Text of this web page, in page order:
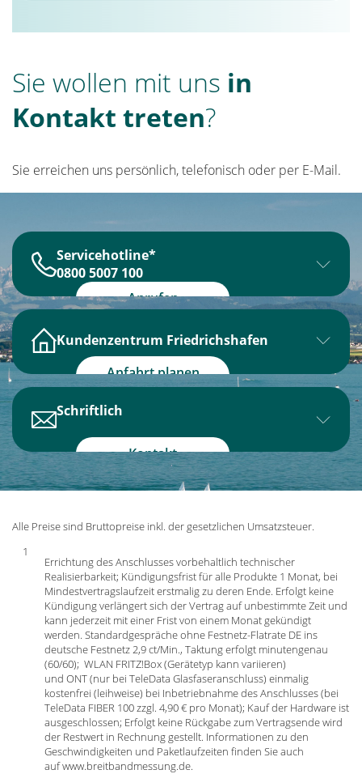
Sie wollen mit uns in
Kontakt treten?
Sie erreichen uns persönlich, telefonisch oder per E-Mail.
Servicehotline*
0800 5007 100
Montag bis Donnerstag
8:00 Uhr – 18:00 Uhr
Freitag
8:00 Uhr – 16:00 Uhr
*kostenlose Hotline
Anrufen
Kundenzentrum Friedrichshafen
Öffnungszeiten:
Montag bis Freitag
14:00 Uhr - 17:00 Uhr
Anfahrt planen
(Google)
Schriftlich
Sie haben Fragen, Anregungen oder
Wünsche? Schreiben sie uns!
Kontakt
Alle Preise sind Bruttopreise inkl. der gesetzlichen Umsatzsteuer.
1
Errichtung des Anschlusses vorbehaltlich technischer
Realisierbarkeit; Kündigungsfrist für alle Produkte 1 Monat, bei
Mindestvertragslaufzeit erstmalig zu deren Ende. Erfolgt keine
Kündigung verlängert sich der Vertrag auf unbestimmte Zeit und
kann jederzeit mit einer Frist von einem Monat gekündigt
werden. Standardgespräche ohne Festnetz-Flatrate DE ins
deutsche Festnetz 2,9 ct/Min., Taktung erfolgt minutengenau
(60/60); WLAN FRITZ!Box (Gerätetyp kann variieren)
und ONT (nur bei TeleData Glasfaseranschluss) einmalig
kostenfrei (leihweise) bei Inbetriebnahme des Anschlusses (bei
TeleData FIBER 100 zzgl. 4,90 € pro Monat); Kauf der Hardware ist
ausgeschlossen; Erfolgt keine Rückgabe zum Vertragsende wird
der Restwert in Rechnung gestellt. Informationen zu den
Geschwindigkeiten und Paketlaufzeiten finden Sie auch
auf www.breitbandmessung.de.